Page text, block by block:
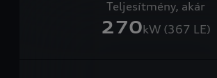
Teljesítmény, akár
270kW (367 LE)